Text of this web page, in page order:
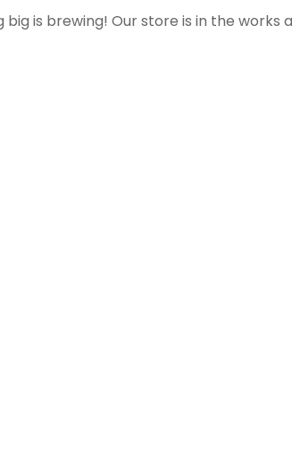
big is brewing! Our store is in the works